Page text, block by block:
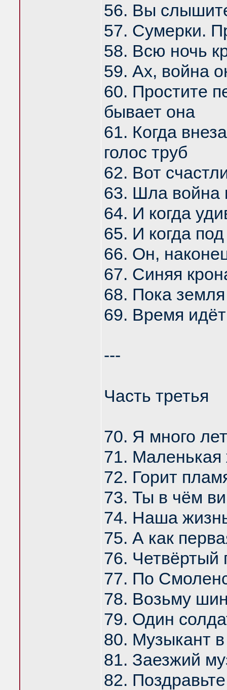
56. Вы
57. Сумерки.
58. Всю ночь
59. Ах, война
60. Простите
бывает она
61. Когда
голос труб
62. Вот
63. Шла война
64. И когда
65. И когда
66. Он,
67. Синяя
68. Пока
69. Время
---
Часть третья
70. Я много
71. Маленькая
72. Горит
73. Ты в чём
74. Наша
75. А как
76. Четвёртый
77. По
78. Возьму
79. Один
80. Музыкант
81. Заезжий
82.